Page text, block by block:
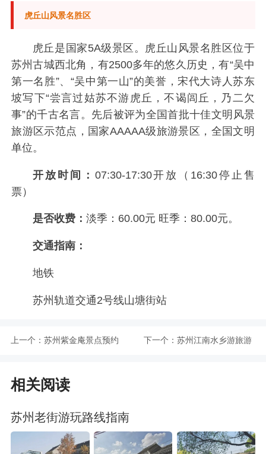
虎丘山风景名胜区
虎丘是国家5A级景区。 虎丘山风景名胜 区位于
苏州古城西北角，有2500多年的悠久历史，有“吴中
第一名胜”、“吴中第一山”的美誉，宋代大诗人苏东
坡写下“尝言过姑苏不游虎丘，不谒闾丘，乃二欠
事”的千古名言。先后被评为全国首批十佳文明风景
旅游区示范点，国家AAAAA级旅游景区，全国文明
单位。
开放时间： 07:30-17:30开放（16:30停止售
票）
是否收费： 淡季：60.00元 旺季：80.00元。
交通指南：
地铁
苏州轨道交通2号线山塘街站
上一个： 苏州紫金庵景点预约 下一个： 苏州江南水乡游旅游
相关阅读
苏州老街游玩路线指南